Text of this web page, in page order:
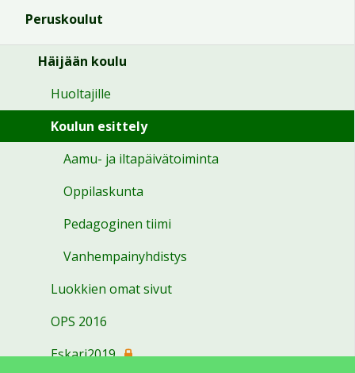
Peruskoulut
Häijään koulu
Huoltajille
Koulun esittely
Aamu- ja iltapäivätoiminta
Oppilaskunta
Pedagoginen tiimi
Vanhempainyhdistys
Luokkien omat sivut
OPS 2016
Eskari2019